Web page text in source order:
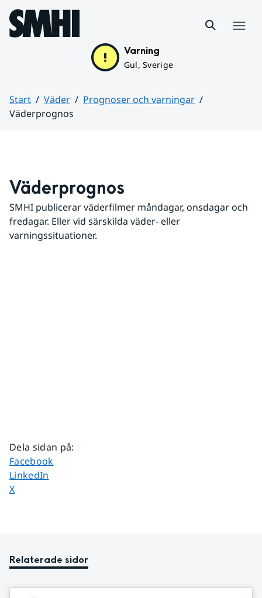
Hoppa till sidans innehåll
Varning
Gul, Sverige
Start Väder
Prognoser och varningar
Väderprognos
Väderprognos
SMHI publicerar väderfilmer måndagar, onsdagar och
fredagar. Eller vid särskilda väder- eller
varningssituationer.
Dela sidan på:
Dela sidan på
Facebook
Dela sidan på
LinkedIn
Dela sidan på
X
Relaterade sidor